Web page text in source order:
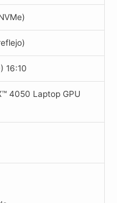
16:10
4050 Laptop GPU